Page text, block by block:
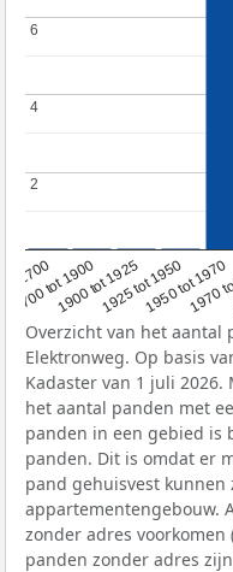
1700
1700 tot 1900
1900 tot 19251925 tot 19501950 tot 1970
1970
2
2
4
4
6
6
Overzicht van het aantal
Elektronweg. Op basis
Kadaster van 1 juli
het aantal panden met
panden in een gebied is
panden. Dit is omdat er
pand gehuisvest kunnen
appartementengebouw.
zonder adres
panden zonder adres